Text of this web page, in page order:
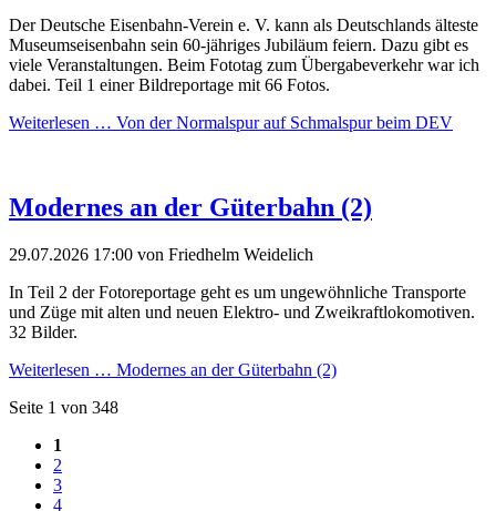
Der Deutsche Eisenbahn-Verein e. V. kann als Deutschlands älteste
Museumseisenbahn sein 60-jähriges Jubiläum feiern. Dazu gibt es
viele Veranstaltungen. Beim Fototag zum Übergabeverkehr war ich
dabei. Teil 1 einer Bildreportage mit 66 Fotos.
Weiterlesen … Von der Normalspur auf Schmalspur beim DEV
Modernes an der Güterbahn (2)
29.07.2026 17:00 von Friedhelm Weidelich
In Teil 2 der Fotoreportage geht es um ungewöhnliche Transporte
und Züge mit alten und neuen Elektro- und Zweikraftlokomotiven.
32 Bilder.
Weiterlesen … Modernes an der Güterbahn (2)
Seite 1 von 348
1
2
3
4